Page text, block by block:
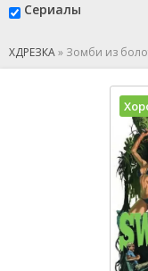
Сериалы
ХДРЕЗКА» Зомби из